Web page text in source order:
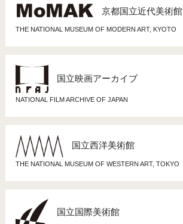
京都国立近代美術館
THE NATIONAL MUSEUM OF MODERN ART, KYOTO
国立映画アーカイブ
NATIONAL FILM ARCHIVE OF JAPAN
国立西洋美術館
THE NATIONAL MUSEUM OF WESTERN ART, TOKYO
国立国際美術館